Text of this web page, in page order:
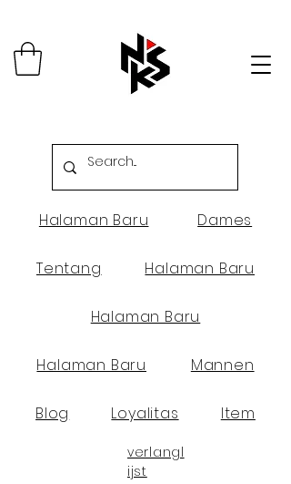
Halaman Baru Dames
Tentang Halaman Baru
Halaman Baru
Halaman Baru Mannen
Blog Loyalitas Item
verlangl
ijst